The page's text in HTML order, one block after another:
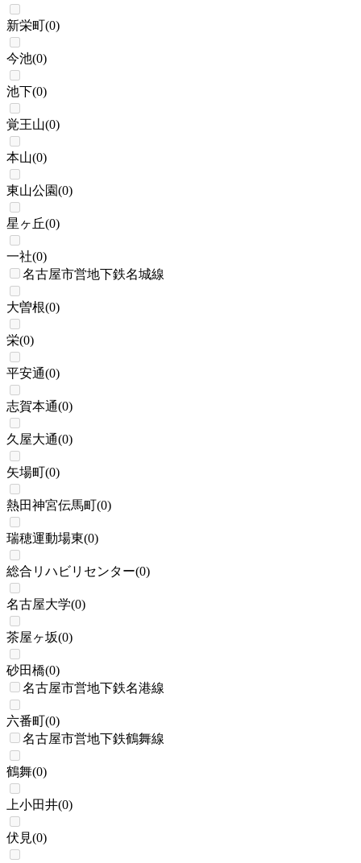
新栄町(0)
今池(0)
池下(0)
覚王山(0)
本山(0)
東山公園(0)
星ヶ丘(0)
一社(0)
名古屋市営地下鉄名城線
大曽根(0)
栄(0)
平安通(0)
志賀本通(0)
久屋大通(0)
矢場町(0)
熱田神宮伝馬町(0)
瑞穂運動場東(0)
総合リハビリセンター(0)
名古屋大学(0)
茶屋ヶ坂(0)
砂田橋(0)
名古屋市営地下鉄名港線
六番町(0)
名古屋市営地下鉄鶴舞線
鶴舞(0)
上小田井(0)
伏見(0)